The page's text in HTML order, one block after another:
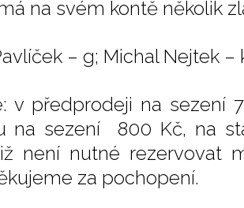
na svém kontě několik
– g; Michal Nejtek –
v předprodeji na sezení
na sezení 800 Kč, na
není nutné rezervovat
za pochopení.